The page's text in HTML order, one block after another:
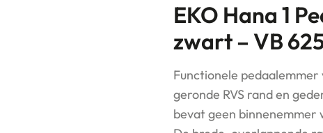
EKO Hana 1
zwart – VB
Functionele
geronde RVS rand en
bevat geen